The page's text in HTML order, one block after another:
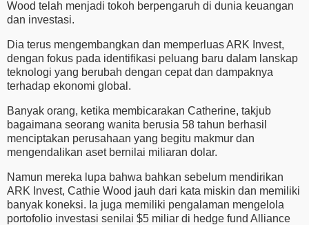
Wood telah menjadi tokoh berpengaruh di dunia keuangan
dan investasi.
Dia terus mengembangkan dan memperluas ARK Invest,
dengan fokus pada identifikasi peluang baru dalam lanskap
teknologi yang berubah dengan cepat dan dampaknya
terhadap ekonomi global.
Banyak orang, ketika membicarakan Catherine, takjub
bagaimana seorang wanita berusia 58 tahun berhasil
menciptakan perusahaan yang begitu makmur dan
mengendalikan aset bernilai miliaran dolar.
Namun mereka lupa bahwa bahkan sebelum mendirikan
ARK Invest, Cathie Wood jauh dari kata miskin dan memiliki
banyak koneksi. Ia juga memiliki pengalaman mengelola
portofolio investasi senilai $5 miliar di hedge fund Alliance